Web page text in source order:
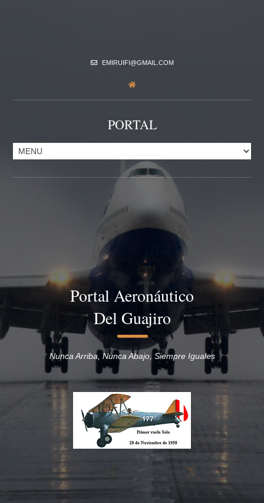
EMIRUIFI@GMAIL.COM
PORTAL
Portal Aeronáutico
Del Guajiro
Nunca Arriba, Nunca Abajo, Siempre Iguales